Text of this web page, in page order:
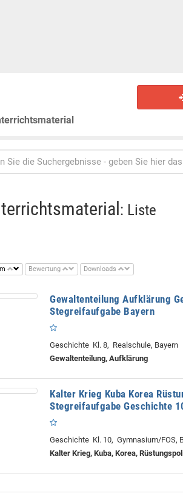
: Liste
Bewertung Downloads
Gewaltenteilung Aufklärung
Stegreifaufgabe Bayern
Geschichte Kl. 8, Realschule, Bayern
Gewaltenteilung, Aufklärung
Kalter Krieg Kuba Korea
Stegreifaufgabe Geschichte
Geschichte Kl. 10, Gymnasium/FOS,
Kalter Krieg, Kuba, Korea,